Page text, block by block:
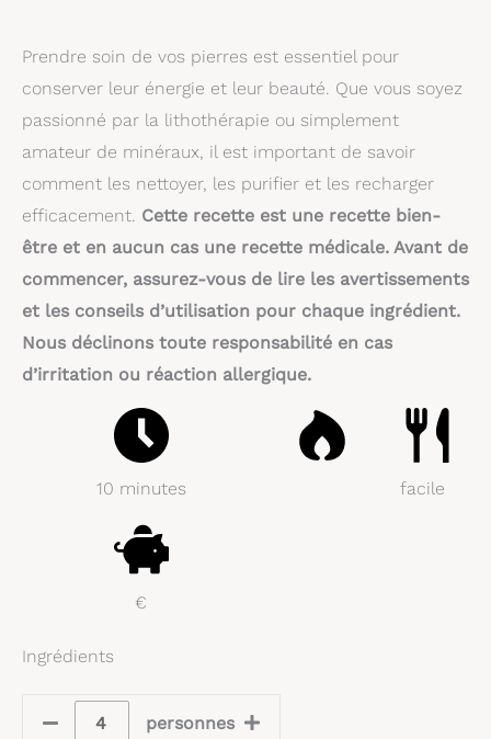
Prendre soin de vos pierres est essentiel pour
conserver leur énergie et leur beauté. Que vous soyez
passionné par la lithothérapie ou simplement
amateur de minéraux, il est important de savoir
comment les nettoyer, les purifier et les recharger
efficacement. Cette recette est une recette bien-
être et en aucun cas une recette médicale. Avant de
commencer, assurez-vous de lire les avertissements
et les conseils d’utilisation pour chaque ingrédient.
Nous déclinons toute responsabilité en cas
d’irritation ou réaction allergique.
10 minutes facile
€
Ingrédients
personnes